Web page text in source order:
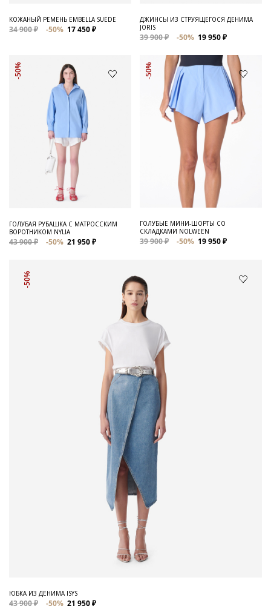
Распродажа
Для нее
Сумки и аксессуары
КОЖАНЫЙ РЕМЕНЬ EMBELLA SUEDE
34 900 ₽ -50% 17 450 ₽
ДЖИНСЫ ИЗ СТРУЯЩЕГОСЯ ДЕНИМА
JORIS
39 900 ₽ -50% 19 950 ₽
-50%
ГОЛУБАЯ РУБАШКА С МАТРОССКИМ
ВОРОТНИКОМ NYLIA
43 900 ₽ -50% 21 950 ₽
-50%
ГОЛУБЫЕ МИНИ-ШОРТЫ СО
СКЛАДКАМИ NOLWEEN
39 900 ₽ -50% 19 950 ₽
-50%
ЮБКА ИЗ ДЕНИМА ISYS
43 900 ₽ -50% 21 950 ₽